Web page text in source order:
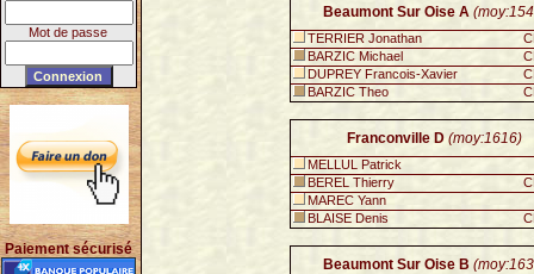
Mot de passe
Paiement sécurisé
Beaumont Sur Oise A
TERRIER Jonathan
BARZIC Michael
DUPREY Francois-Xavier
BARZIC Theo
Franconville D (moy:1616)
MELLUL Patrick
BEREL Thierry
MAREC Yann
BLAISE Denis
Beaumont Sur Oise B